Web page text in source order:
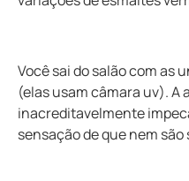
Você sai do salão com as
(elas usam câmara uv). A
inacreditavelmente
sensação de que nem